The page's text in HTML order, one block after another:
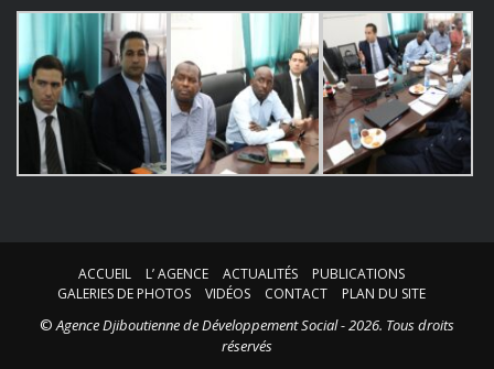
ACCUEIL L’ AGENCE ACTUALITÉS
PUBLICATIONS
GALERIES DE PHOTOS
VIDÉOS CONTACT PLAN DU SITE
©Agence Djiboutienne de Développement Social - 2026. Tous droits
réservés